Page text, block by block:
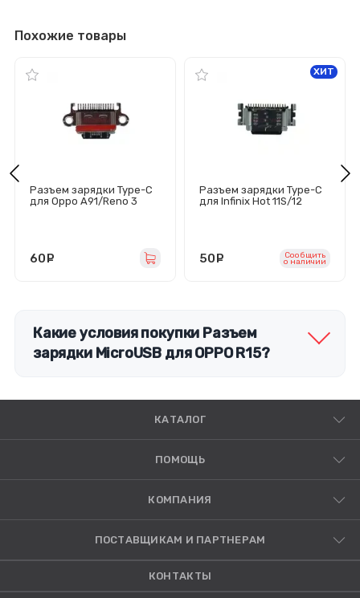
Похожие товары
Разъем зарядки Type-C
для Oppo A91/Reno 3
60
Разъем зарядки Type-C
для Infinix Hot 11S/12
ХИТ
50 руб.Сообщить
o наличии
Какие условия покупки Разъем
зарядки MicroUSB для OPPO R15?
КАТАЛОГ
ПОМОЩЬ
КОМПАНИЯ
ПОСТАВЩИКАМ И ПАРТНЕРАМ
КОНТАКТЫ